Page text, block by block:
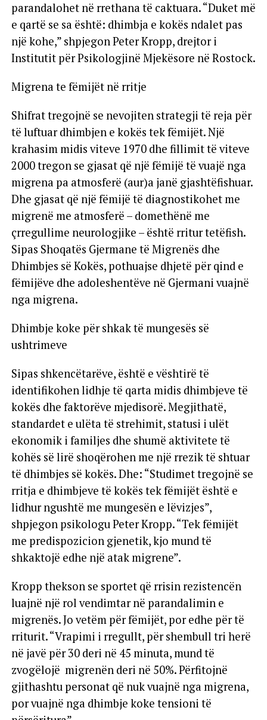
parandalohet në rrethana të caktuara. “Duket më
e qartë se sa është: dhimbja e kokës ndalet pas
një kohe,” shpjegon Peter Kropp, drejtor i
Institutit për Psikologjinë Mjekësore në Rostock.
Migrena te fëmijët në rritje
Shifrat tregojnë se nevojiten strategji të reja për
të luftuar dhimbjen e kokës tek fëmijët. Një
krahasim midis viteve 1970 dhe fillimit të viteve
2000 tregon se gjasat që një fëmijë të vuajë nga
migrena pa atmosferë (aur)a janë gjashtëfishuar.
Dhe gjasat që një fëmijë të diagnostikohet me
migrenë me atmosferë – domethënë me
çrregullime neurologjike – është rritur tetëfish.
Sipas Shoqatës Gjermane të Migrenës dhe
Dhimbjes së Kokës, pothuajse dhjetë për qind e
fëmijëve dhe adoleshentëve në Gjermani vuajnë
nga migrena.
Dhimbje koke për shkak të mungesës së
ushtrimeve
Sipas shkencëtarëve, është e vështirë të
identifikohen lidhje të qarta midis dhimbjeve të
kokës dhe faktorëve mjedisorë. Megjithatë,
standardet e ulëta të strehimit, statusi i ulët
ekonomik i familjes dhe shumë aktivitete të
kohës së lirë shoqërohen me një rrezik të shtuar
të dhimbjes së kokës. Dhe: “Studimet tregojnë se
rritja e dhimbjeve të kokës tek fëmijët është e
lidhur ngushtë me mungesën e lëvizjes”,
shpjegon psikologu Peter Kropp. “Tek fëmijët
me predispozicion gjenetik, kjo mund të
shkaktojë edhe një atak migrene”.
Kropp thekson se sportet që rrisin rezistencën
luajnë një rol vendimtar në parandalimin e
migrenës. Jo vetëm për fëmijët, por edhe për të
rriturit. “Vrapimi i rregullt, për shembull tri herë
në javë për 30 deri në 45 minuta, mund të
zvogëlojë migrenën deri në 50%. Përfitojnë
gjithashtu personat që nuk vuajnë nga migrena,
por vuajnë nga dhimbje koke tensioni të